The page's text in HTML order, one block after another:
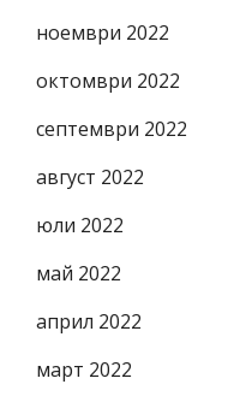
ноември 2022
октомври 2022
септември 2022
август 2022
юли 2022
май 2022
април 2022
март 2022